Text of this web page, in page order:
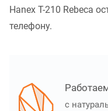
Hanex T-210 Rebeca
телефону.
с